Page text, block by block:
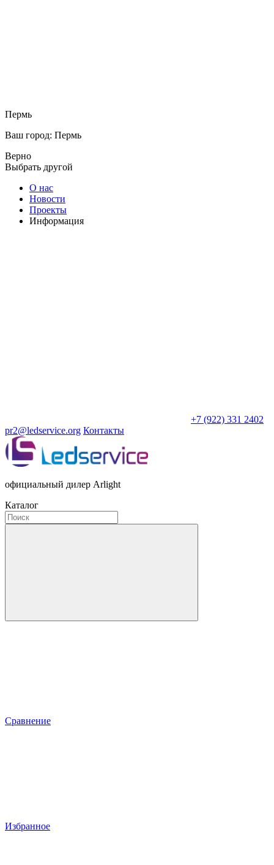
Пермь
Ваш город: Пермь
Верно
Выбрать другой
О нас
Новости
Проекты
Информация
+7 (922) 331 2402
pr2@ledservice.org Контакты
официальный дилер Arlight
Каталог
Сравнение
Избранное